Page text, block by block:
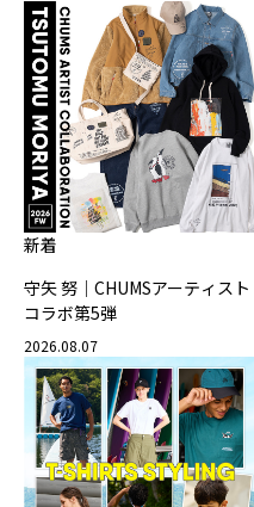
新着
守矢 努｜CHUMSアーティスト
コラボ第5弾
2026.08.07